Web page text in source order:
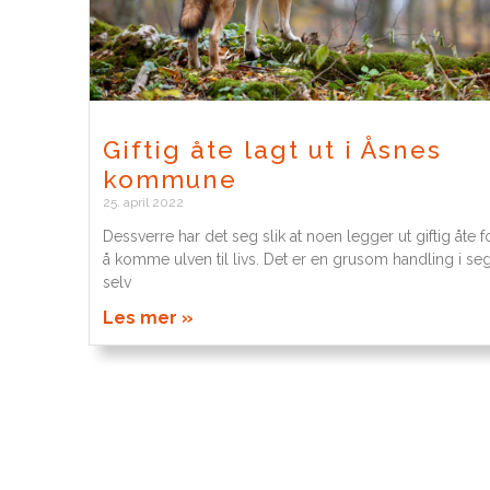
Giftig åte lagt ut i Åsnes
kommune
25. april 2022
Dessverre har det seg slik at noen legger ut giftig åte
å komme ulven til livs. Det er en grusom handling i
selv
Les mer »